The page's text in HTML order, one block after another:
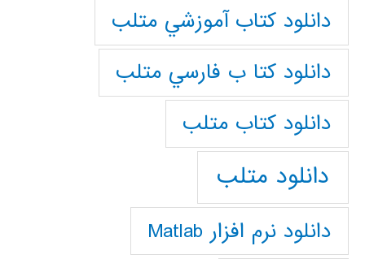
دانلود كتاب آموزشي متلب
دانلود كتا ب فارسي متلب
دانلود كتاب متلب
دانلود متلب
دانلود نرم افزار Matlab